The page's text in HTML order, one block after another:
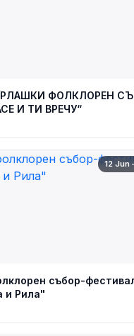
ФОЛКЛОРЕН
И ТИ ВРЕЧУ“
12 Jun
събор-
и Рила"